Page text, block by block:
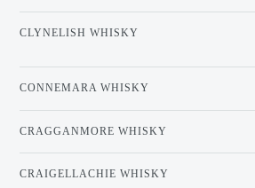
CLYNELISH WHISKY
CONNEMARA WHISKY
CRAGGANMORE WHISKY
CRAIGELLACHIE WHISKY